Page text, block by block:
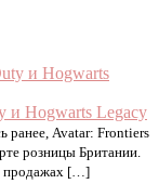
и Hogwarts Legacy
ранее, Avatar: Frontiers
розницы Британии.
продажах […]